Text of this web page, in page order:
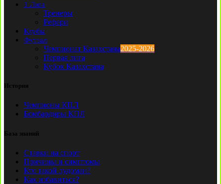
1 Лига
Тренеры
Рефери
Клубы
Футзал
Чемпионат Казахстана2025-2026
Первая лига
Кубок Казахстана
История
Чемпионы КПЛ
Бомбардиры КПЛ
База знаний
Ставки на спорт
Причины и симптомы
Кто такой лудоман?
Как избавиться?